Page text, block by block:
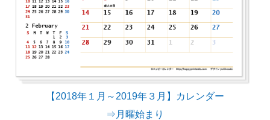
【2018年１月～2019年３月】カレンダー
⇒月曜始まり